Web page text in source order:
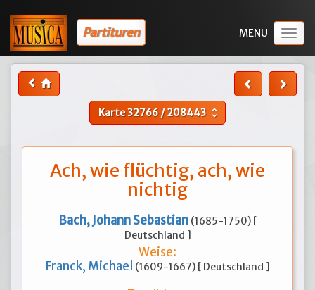
Partituren
Karte32766/208443 unfold_more
Ach, wie flüchtig, ach, wie
nichtig
Bach, Johann Sebastian (1685-1750) [
Deutschland ]
Weise:
Franck, Michael (1609-1667) [ Deutschland ]